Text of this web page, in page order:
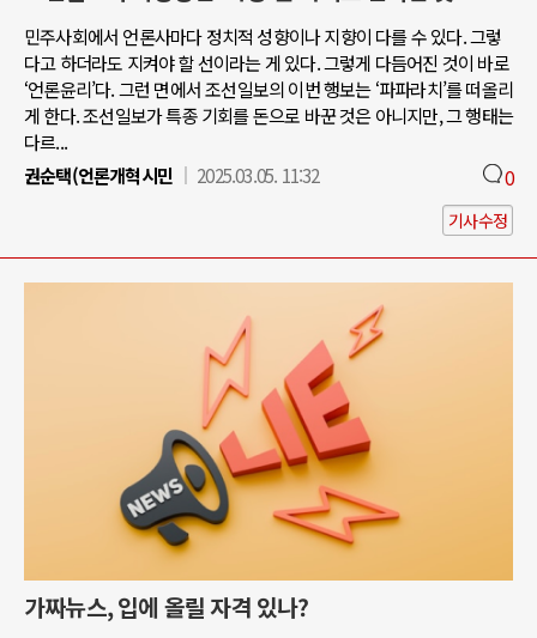
민주사회에서 언론사마다 정치적 성향이나 지향이 다를 수 있다. 그렇
다고 하더라도 지켜야 할 선이라는 게 있다. 그렇게 다듬어진 것이 바로
‘언론윤리’다. 그런 면에서 조선일보의 이번 행보는 ‘파파라치’를 떠올리
게 한다. 조선일보가 특종 기회를 돈으로 바꾼 것은 아니지만, 그 행태는
다르...
권순택(언론개혁시민
2025.03.05. 11:32 0
기사수정
가짜뉴스, 입에 올릴 자격 있나?